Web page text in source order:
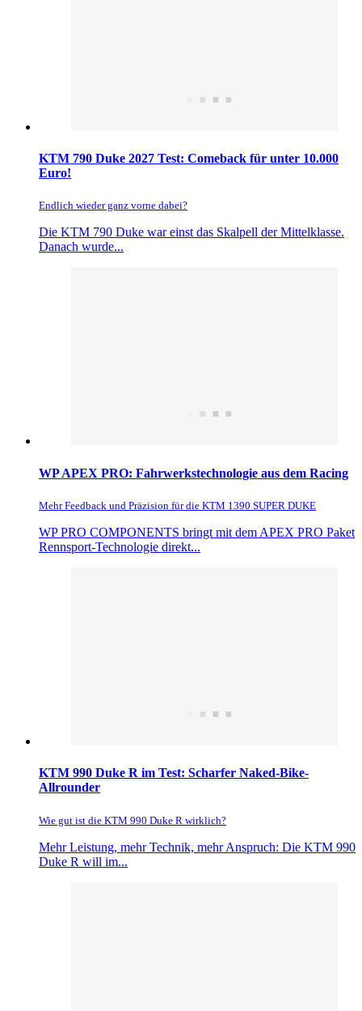
KTM 790 Duke 2027 Test: Comeback für unter 10.000
Euro!
Endlich wieder ganz vorne dabei?
Die KTM 790 Duke war einst das Skalpell der Mittelklasse.
Danach wurde...
WP APEX PRO: Fahrwerkstechnologie aus dem Racing
Mehr Feedback und Präzision für die KTM 1390 SUPER DUKE
WP PRO COMPONENTS bringt mit dem APEX PRO Paket
Rennsport-Technologie direkt...
KTM 990 Duke R im Test: Scharfer Naked-Bike-
Allrounder
Wie gut ist die KTM 990 Duke R wirklich?
Mehr Leistung, mehr Technik, mehr Anspruch: Die KTM 990
Duke R will im...